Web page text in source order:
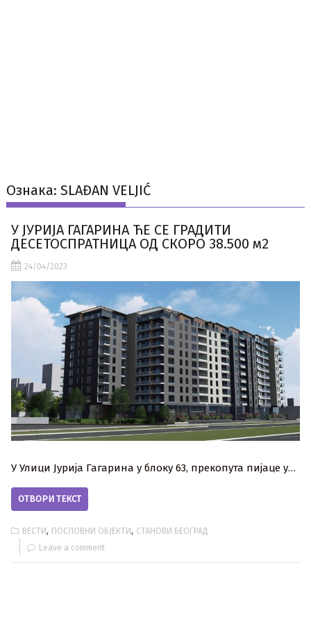
Ознака:SLAĐAN VELJIĆ
У ЈУРИЈА ГАГАРИНА ЋЕ СЕ ГРАДИТИ
ДЕСЕТОСПРАТНИЦА ОД СКОРО 38.500 м2
24/04/2023
У Улици Јурија Гагарина у блоку 63, прекопута пијаце у…
ОТВОРИ ТЕКСТ
ВЕСТИ, ПОСЛОВНИ ОБЈЕКТИ, СТАНОВИ БЕОГРАД
Leave a comment